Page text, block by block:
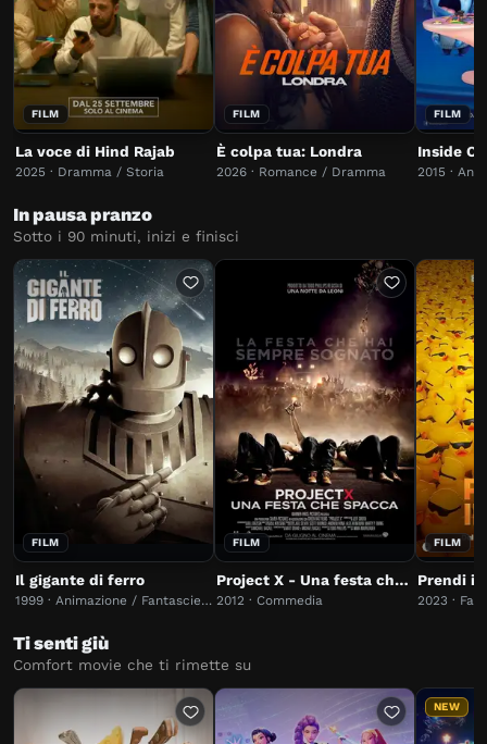
FILM
La voce di Hind Rajab
2025 · Dramma / Storia
FILM
È colpa tua: Londra
2026 · Romance / Dramma
FILM
Inside
2015 ·
In pausa pranzo
Sotto i 90 minuti, inizi e finisci
FILM
Il gigante di ferro
1999 · Animazione / Fantascienza
FILM
Project X - Una festa che spacca
2012 · Commedia
FILM
Prendi il
2023 ·
Ti senti giù
Comfort movie che ti rimette su
NEW